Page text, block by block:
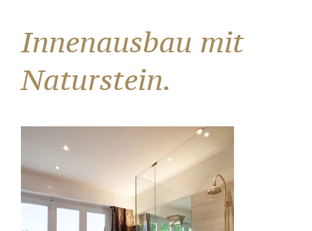
Innenausbau mit
Naturstein.